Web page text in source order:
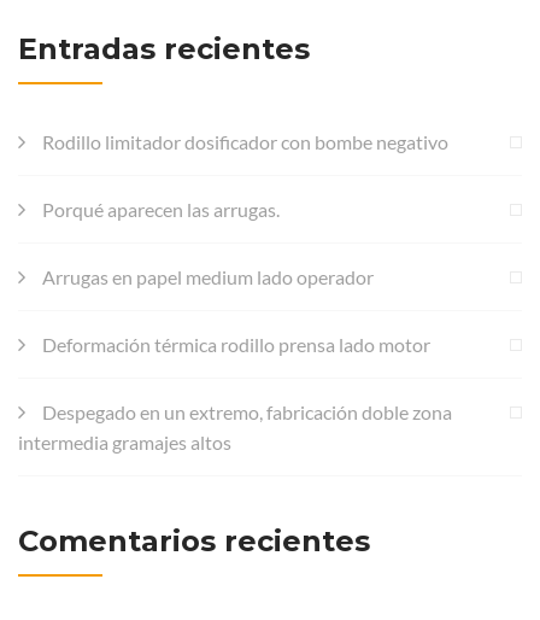
Entradas recientes
Rodillo limitador dosificador con bombe negativo
Porqué aparecen las arrugas.
Arrugas en papel medium lado operador
Deformación térmica rodillo prensa lado motor
Despegado en un extremo, fabricación doble zona
intermedia gramajes altos
Comentarios recientes